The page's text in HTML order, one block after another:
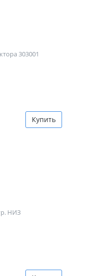
303001
Купить
НИЗ